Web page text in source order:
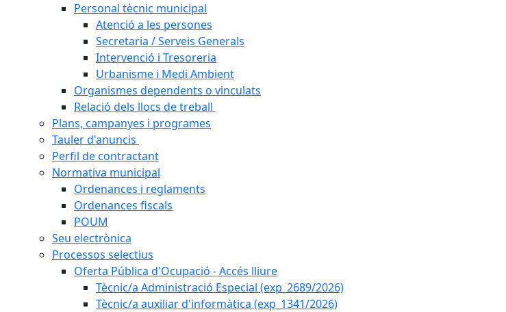
Personal tècnic municipal
Atenció a les persones
Secretaria / Serveis Generals
Intervenció i Tresoreria
Urbanisme i Medi Ambient
Organismes dependents o vinculats
Relació dels llocs de treball
Plans, campanyes i programes
Tauler d'anuncis
Perfil de contractant
Normativa municipal
Ordenances i reglaments
Ordenances fiscals
POUM
Seu electrònica
Processos selectius
Oferta Pública d'Ocupació - Accés lliure
Tècnic/a Administració Especial (exp_2689/2026)
Tècnic/a auxiliar d'informàtica (exp_1341/2026)